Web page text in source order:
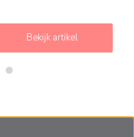
Bekijk artikel